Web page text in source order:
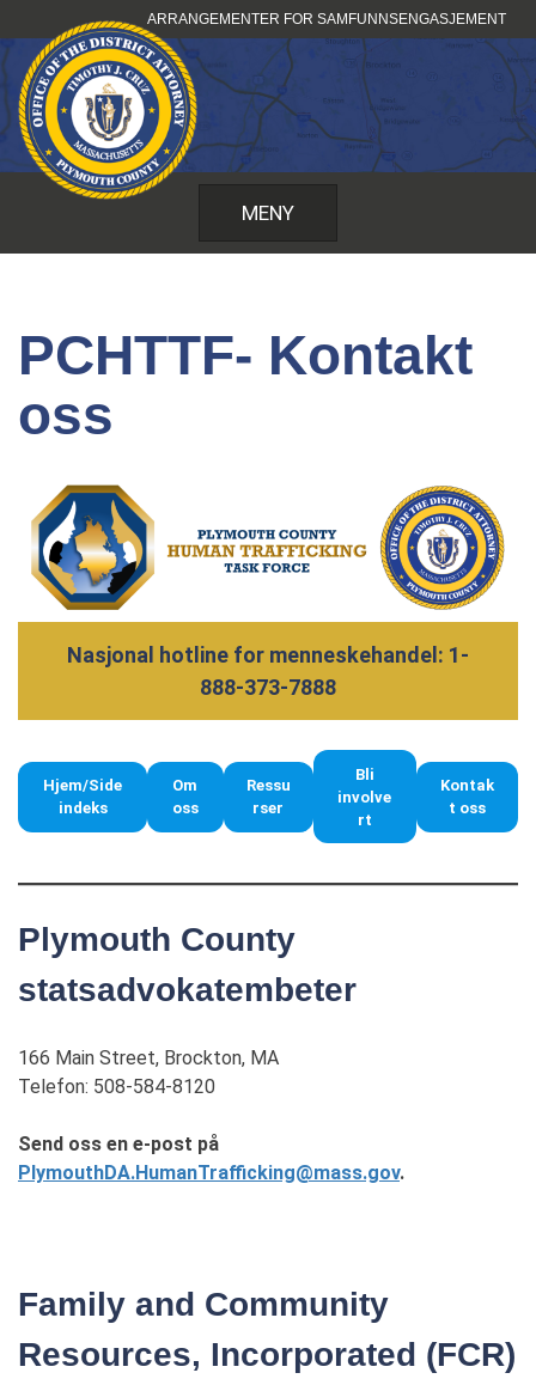
til
innhold
ARRANGEMENTER FOR SAMFUNNSENGASJEMENT
MENY
PCHTTF- Kontakt
oss
Nasjonal hotline for menneskehandel: 1-
888-373-7888
Hjem/Side
indeks
Om
oss
Ressu
rser
Bli
involve
rt
Kontak
t oss
Plymouth County
statsadvokatembeter
166 Main Street, Brockton, MA
Telefon: 508-584-8120
Send oss en e-post på
PlymouthDA.HumanTrafficking@mass.gov.
Family and Community
Resources, Incorporated (FCR)